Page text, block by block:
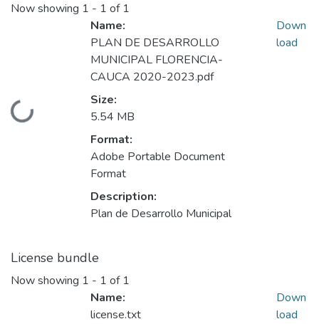
Now showing 1 - 1 of 1
Loading...
Name:
PLAN DE DESARROLLO
MUNICIPAL FLORENCIA-
CAUCA 2020-2023.pdf
Size:
5.54 MB
Format:
Adobe Portable Document
Format
Description:
Plan de Desarrollo Municipal
Down
load
License bundle
Now showing 1 - 1 of 1
Name:
license.txt
Down
load